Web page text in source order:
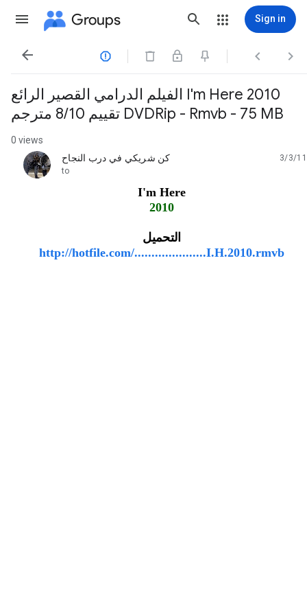
Groups Sign in
   
الفيلم الدرامي القصير الرائع I'm Here 2010
تقييم 8/10 مترجم DVDRip - Rmvb - 75 MB
0 views
كن شريكي في درب النجاح
unread,
3/3/11
to
I'm Here
2010
التحميل
http://hotfile.com/.....................I.H.2010.rmvb